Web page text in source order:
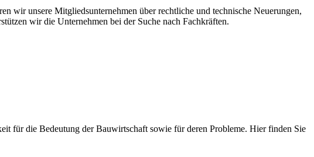
wir unsere Mitgliedsunternehmen über rechtliche und technische Neuerungen,
wir die Unternehmen bei der Suche nach Fachkräften.
für die Bedeutung der Bauwirtschaft sowie für deren Probleme. Hier finden Sie